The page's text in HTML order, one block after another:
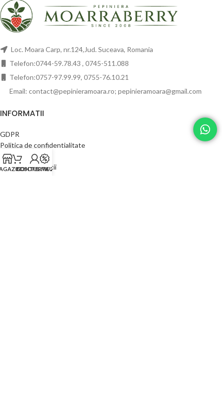
Loc. Moara Carp, nr.124,Jud. Suceava, Romania
Telefon:0744-59.78.43 , 0745-511.088
Telefon:0757-97.99.99, 0755-76.10.21
Email: contact@pepinieramoara.ro; pepinieramoara@gmail.com
INFORMATII
GDPR
Politica de confidentialitate
Politica de retur
Termeni si conditii
COS
CONTUL MEU
OFERTA 2024